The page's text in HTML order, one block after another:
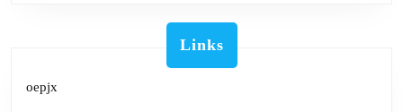
Links
oepjx